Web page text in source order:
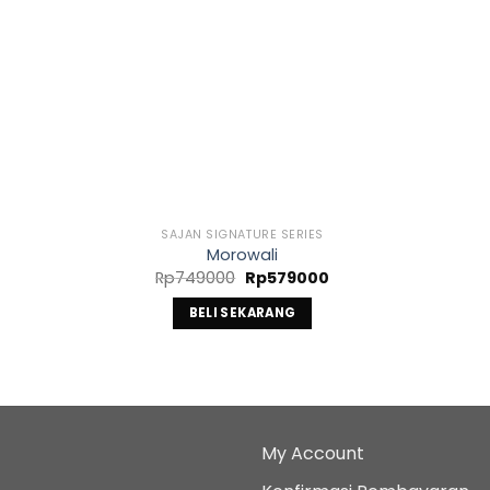
SAJAN SIGNATURE SERIES
Morowali
Rp749000 Harga
aslinya
adalah:
Rp749000.
Rp579000Harga
BELI SEKARANG
My Account